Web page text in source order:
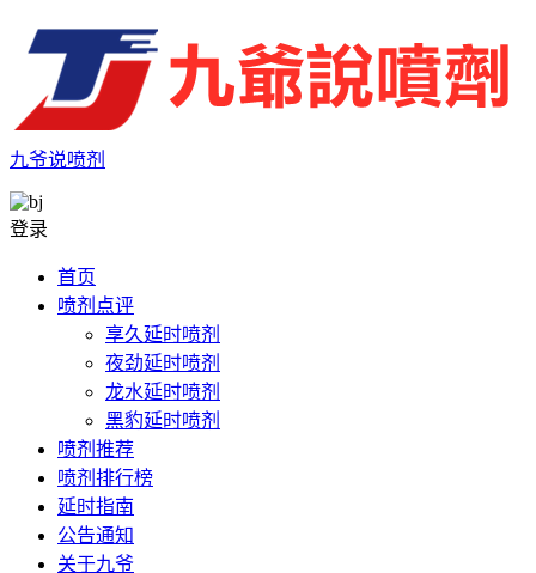
九爷说喷剂
登录
首页
喷剂点评
享久延时喷剂
夜劲延时喷剂
龙水延时喷剂
黑豹延时喷剂
喷剂推荐
喷剂排行榜
延时指南
公告通知
关于九爷